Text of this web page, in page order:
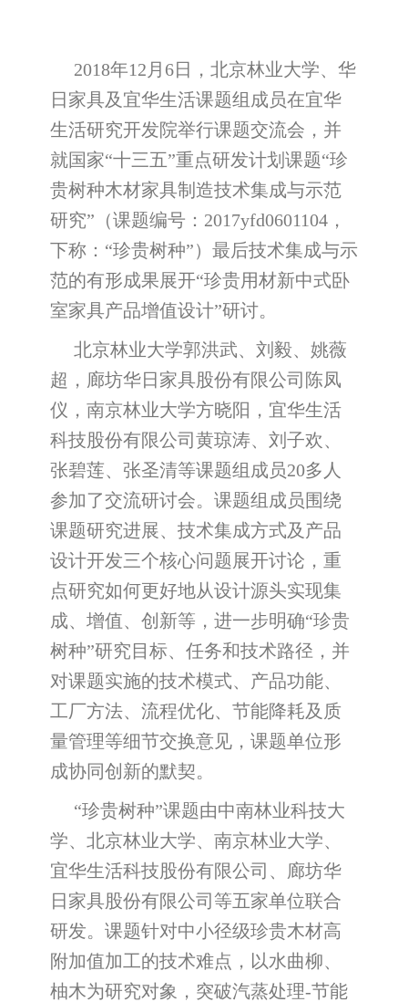
2018年12月6日，北京林业大学、华
日家具及宜华生活课题组成员在宜华
生活研究开发院举行课题交流会，并
就国家“十三五”重点研发计划课题“珍
贵树种木材家具制造技术集成与示范
研究”（课题编号：2017yfd0601104，
下称：“珍贵树种”）最后技术集成与示
范的有形成果展开“珍贵用材新中式卧
室家具产品增值设计”研讨。
北京林业大学郭洪武、刘毅、姚薇
超，廊坊华日家具股份有限公司陈凤
仪，南京林业大学方晓阳，宜华生活
科技股份有限公司黄琼涛、刘子欢、
张碧莲、张圣清等课题组成员20多人
参加了交流研讨会。课题组成员围绕
课题研究进展、技术集成方式及产品
设计开发三个核心问题展开讨论，重
点研究如何更好地从设计源头实现集
成、增值、创新等，进一步明确“珍贵
树种”研究目标、任务和技术路径，并
对课题实施的技术模式、产品功能、
工厂方法、流程优化、节能降耗及质
量管理等细节交换意见，课题单位形
成协同创新的默契。
“珍贵树种”课题由中南林业科技大
学、北京林业大学、南京林业大学、
宜华生活科技股份有限公司、廊坊华
日家具股份有限公司等五家单位联合
研发。课题针对中小径级珍贵木材高
附加值加工的技术难点，以水曲柳、
柚木为研究对象，突破汽蒸处理-节能